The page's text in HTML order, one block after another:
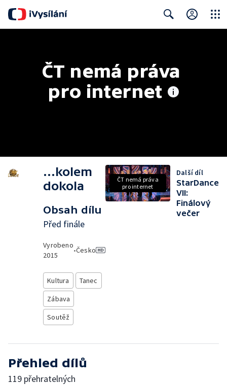
ČT nemá práva
pro internet
...kolem
dokola
Obsah dílu
Před finále
Vyrobeno
2015
•Česko
Kultura
Tanec
Zábava
Soutěž
ČT nemá práva
pro internet
Další díl
StarDance
VII:
Finálový
večer
Přehled dílů
119 přehratelných